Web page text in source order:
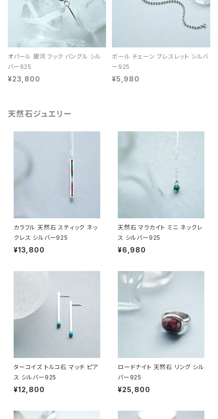
オパール 銀河 フック バングル シル
バー925
¥23,800
ボール チェーン ブレスレット シルバ
ー925
¥5,980
天然石ジュエリー
カラフル 天然石 スティック ネッ
クレス シルバー925
¥13,800
天然石 マラカイト ミニ ネックレ
ス シルバー925
¥6,980
ターコイズ トルコ石 マッチ ピア
ス シルバー925
¥12,800
ロードナイト 天然石 リング シル
バー925
¥25,800